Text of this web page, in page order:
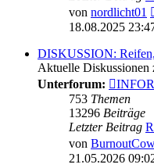
von nordlicht01
18.08.2025
DISKUSSION:
Aktuelle Diskussionen
Unterforum:
753 Themen
13296 Beiträge
Letzter Beitrag
von
21.05.2026